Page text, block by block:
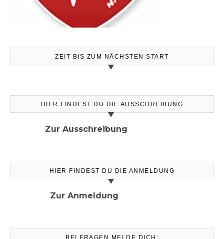
ZEIT BIS ZUM NÄCHSTEN START
HIER FINDEST DU DIE AUSSCHREIBUNG
Zur Ausschreibung
HIER FINDEST DU DIE ANMELDUNG
Zur Anmeldung
BEI FRAGEN MELDE DICH: